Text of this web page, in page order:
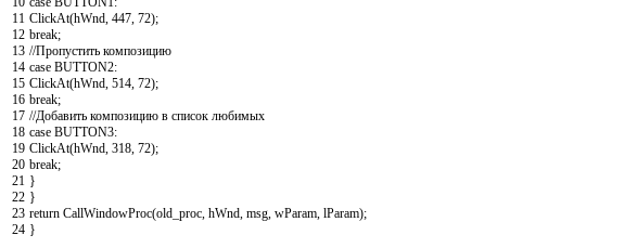
11
12
13
14
15
16
17
18
19
20
21
22
23
24
ClickAt(hWnd 447 72);
break;
//Пропустить композицию
case BUTTON2:
ClickAt(hWnd 514 72);
break;
//Добавить композицию в список любимых
case BUTTON3:
ClickAt(hWnd 318 72);
break;
}
}
return CallWindowProc(old_proc hWnd msg wParam lParam);
}